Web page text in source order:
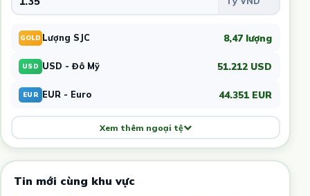
GOLD Lượng SJC 8,47 lượng
USD USD - Đô Mỹ 51.212 USD
EUR EUR - Euro 44.351 EUR
Xem thêm ngoại tệ
Tin mới cùng khu vực